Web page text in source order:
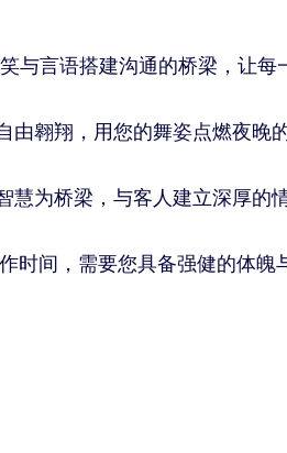
与言语搭建沟通的桥梁，让每
由翱翔，用您的舞姿点燃夜晚
为桥梁，与客人建立深厚的
时间，需要您具备强健的体魄